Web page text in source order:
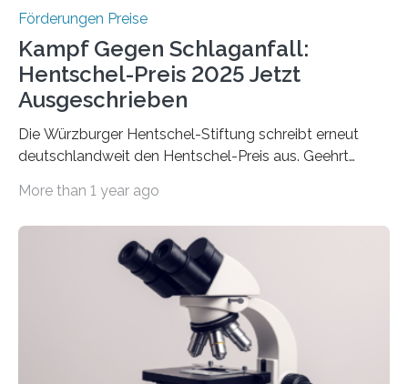
Förderungen Preise
Kampf Gegen Schlaganfall:
Hentschel-Preis 2025 Jetzt
Ausgeschrieben
Die Würzburger Hentschel-Stiftung schreibt erneut
deutschlandweit den Hentschel-Preis aus. Geehrt
hochrangige wissenschaftliche Publikation zum Thema
Schlaganfall“ mit Sitz in Würzburg fördert die
Schlaganfallforschung, um die Behandlung der
Betroffenen zu verbessern. Dazu schreibt sie auch in
diesem Jahr wieder deutschlandweit den Hentschel-
Preis aus. Er richtet sich gezielt an jüngere
Forscherinnen und Forscher unter 40 Jahren. Geehrt
werden soll eine herausragende Doktorarbeit oder eine
More than 1 year ago